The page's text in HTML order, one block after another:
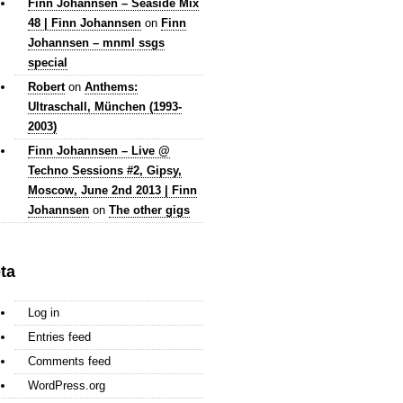
Finn Johannsen – Seaside Mix
48 | Finn Johannsen on Finn
Johannsen – mnml ssgs
special
Roberton Anthems:
Ultraschall, München (1993-
2003)
Finn Johannsen – Live @
Techno Sessions #2, Gipsy,
Moscow, June 2nd 2013 | Finn
Johannsen on The other gigs
Log in
Entries feed
Comments feed
WordPress.org